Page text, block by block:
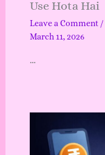
Use Hota Hai
Leave a Comment /
March 11, 2026
…